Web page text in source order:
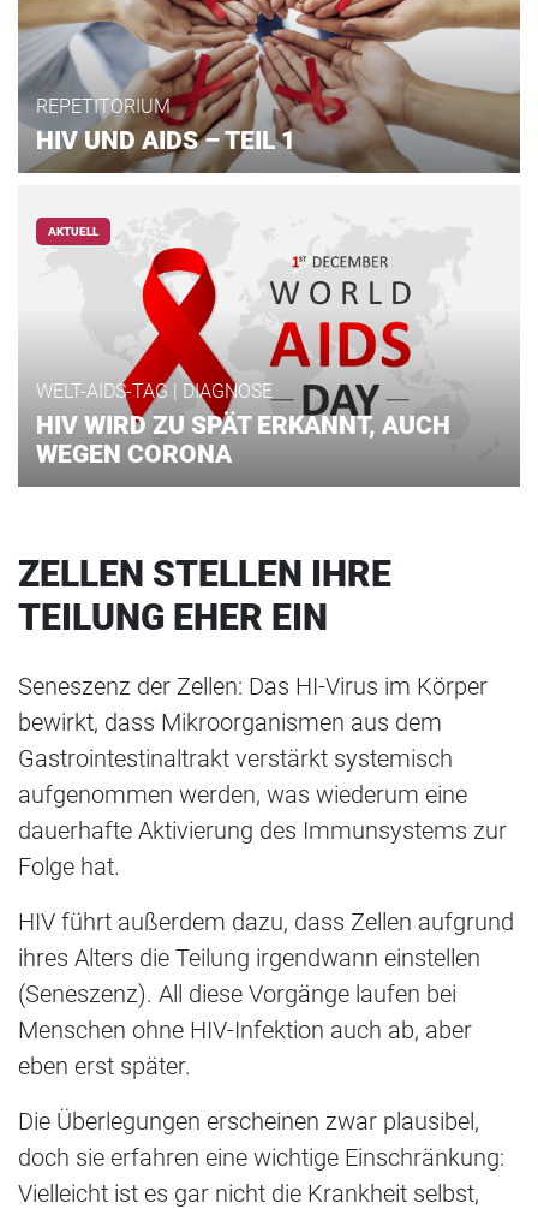
REPETITORIUM
HIV UND AIDS – TEIL 1
AKTUELL
WELT-AIDS-TAG | DIAGNOSE
HIV WIRD ZU SPÄT ERKANNT, AUCH
WEGEN CORONA
ZELLEN STELLEN IHRE
TEILUNG EHER EIN
Seneszenz der Zellen: Das HI-Virus im Körper
bewirkt, dass Mikroorganismen aus dem
Gastrointestinaltrakt verstärkt systemisch
aufgenommen werden, was wiederum eine
dauerhafte Aktivierung des Immunsystems zur
Folge hat.
HIV führt außerdem dazu, dass Zellen aufgrund
ihres Alters die Teilung irgendwann einstellen
(Seneszenz). All diese Vorgänge laufen bei
Menschen ohne HIV-Infektion auch ab, aber
eben erst später.
Die Überlegungen erscheinen zwar plausibel,
doch sie erfahren eine wichtige Einschränkung:
Vielleicht ist es gar nicht die Krankheit selbst,